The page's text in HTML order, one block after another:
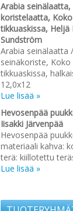
Arabia seinälaatta,
koristelaatta,
tikkuaskissa, Heljä
Sundström
Arabia seinälaatta /
seinäkoriste,
tikkuaskissa,
12,0x12
Lue lisää »
Hevosenpää
Iisakki Järvenpää
Hevosenpää
materiaali kahva:
terä: kiillotettu
Lue lisää »